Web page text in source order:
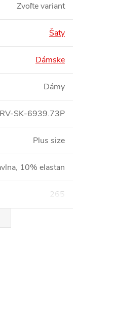
Zvoľte variant
Šaty
Dámske
Dámy
RV-SK-6939.73P
Plus size
10% elastan
265